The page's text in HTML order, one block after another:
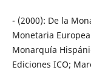
- (2000): De la
Monetaria
Monarquía
Ediciones ICO;